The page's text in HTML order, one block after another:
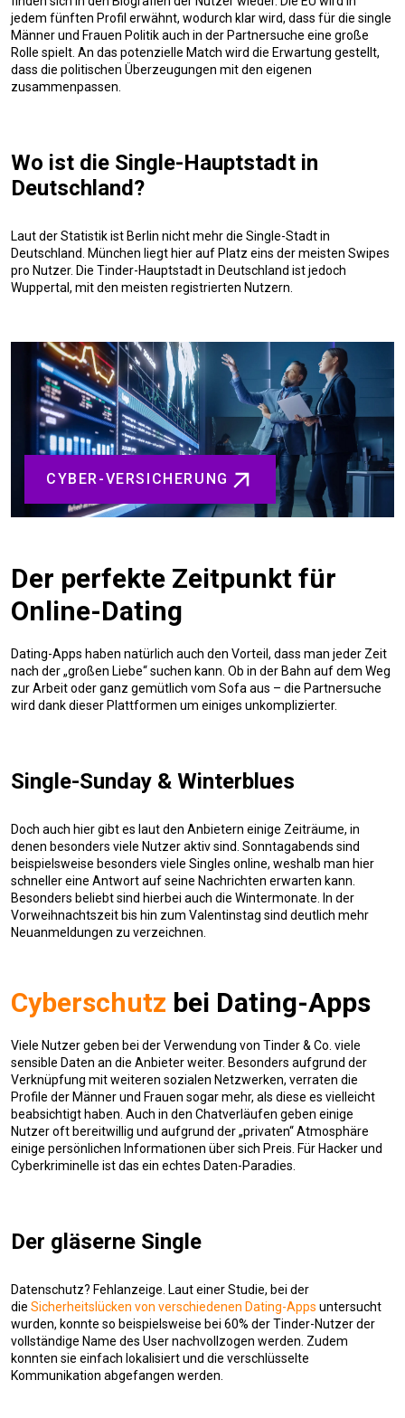
jedem fünften Profil erwähnt, wodurch klar wird, dass für die single
Männer und Frauen Politik auch in der Partnersuche eine große
Rolle spielt. An das potenzielle Match wird die Erwartung gestellt,
dass die politischen Überzeugungen mit den eigenen
zusammenpassen.
Wo ist die Single-Hauptstadt in
Deutschland?
Laut der Statistik ist Berlin nicht mehr die Single-Stadt in
Deutschland. München liegt hier auf Platz eins der meisten Swipes
pro Nutzer. Die Tinder-Hauptstadt in Deutschland ist jedoch
Wuppertal, mit den meisten registrierten Nutzern.
CYBER-VERSICHERUNG
Der perfekte Zeitpunkt für
Online-Dating
Dating-Apps haben natürlich auch den Vorteil, dass man jeder Zeit
nach der „großen Liebe“ suchen kann. Ob in der Bahn auf dem Weg
zur Arbeit oder ganz gemütlich vom Sofa aus – die Partnersuche
wird dank dieser Plattformen um einiges unkomplizierter.
Single-Sunday & Winterblues
Doch auch hier gibt es laut den Anbietern einige Zeiträume, in
denen besonders viele Nutzer aktiv sind. Sonntagabends sind
beispielsweise besonders viele Singles online, weshalb man hier
schneller eine Antwort auf seine Nachrichten erwarten kann.
Besonders beliebt sind hierbei auch die Wintermonate. In der
Vorweihnachtszeit bis hin zum Valentinstag sind deutlich mehr
Neuanmeldungen zu verzeichnen.
Cyberschutz bei Dating-Apps
Viele Nutzer geben bei der Verwendung von Tinder & Co. viele
sensible Daten an die Anbieter weiter. Besonders aufgrund der
Verknüpfung mit weiteren sozialen Netzwerken, verraten die
Profile der Männer und Frauen sogar mehr, als diese es vielleicht
beabsichtigt haben. Auch in den Chatverläufen geben einige
Nutzer oft bereitwillig und aufgrund der „privaten“ Atmosphäre
einige persönlichen Informationen über sich Preis. Für Hacker und
Cyberkriminelle ist das ein echtes Daten-Paradies.
Der gläserne Single
Datenschutz? Fehlanzeige. Laut einer Studie, bei der
die Sicherheitslücken von verschiedenen Dating-Apps untersucht
wurden, konnte so beispielsweise bei 60% der Tinder-Nutzer der
vollständige Name des User nachvollzogen werden. Zudem
konnten sie einfach lokalisiert und die verschlüsselte
Kommunikation abgefangen werden.